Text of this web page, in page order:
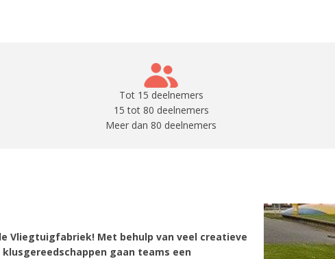
Tot 15 deelnemers
15 tot 80 deelnemers
Meer dan 80 deelnemers
Vliegtuigfabriek! Met behulp van veel creatieve
gaan teams een